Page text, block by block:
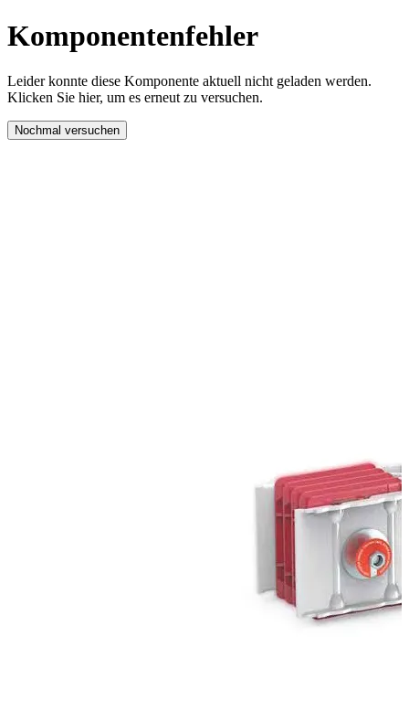
Komponentenfehler
Leider konnte diese Komponente aktuell nicht geladen werden.
Klicken Sie hier, um es erneut zu versuchen.
Nochmal versuchen